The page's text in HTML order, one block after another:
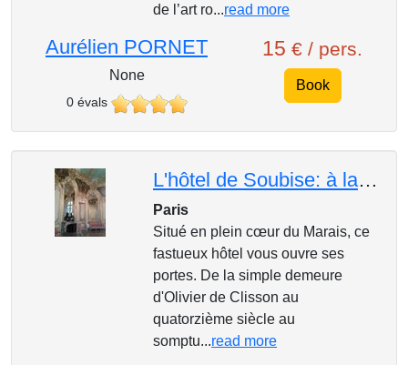
de l’art ro...read more
Aurélien PORNET
None
0 évals
15 € / pers.
Book
L'hôtel de Soubise: à la Cour des Princes
Paris
Situé en plein cœur du Marais, ce
fastueux hôtel vous ouvre ses
portes. De la simple demeure
d'Olivier de Clisson au
quatorzième siècle au
somptu...read more